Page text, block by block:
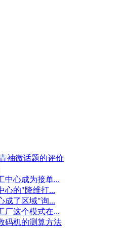
袖微话题的评价
中心成为接单...
心的"降维打...
成了区域"询...
厂这个模式在...
码机的测算方法